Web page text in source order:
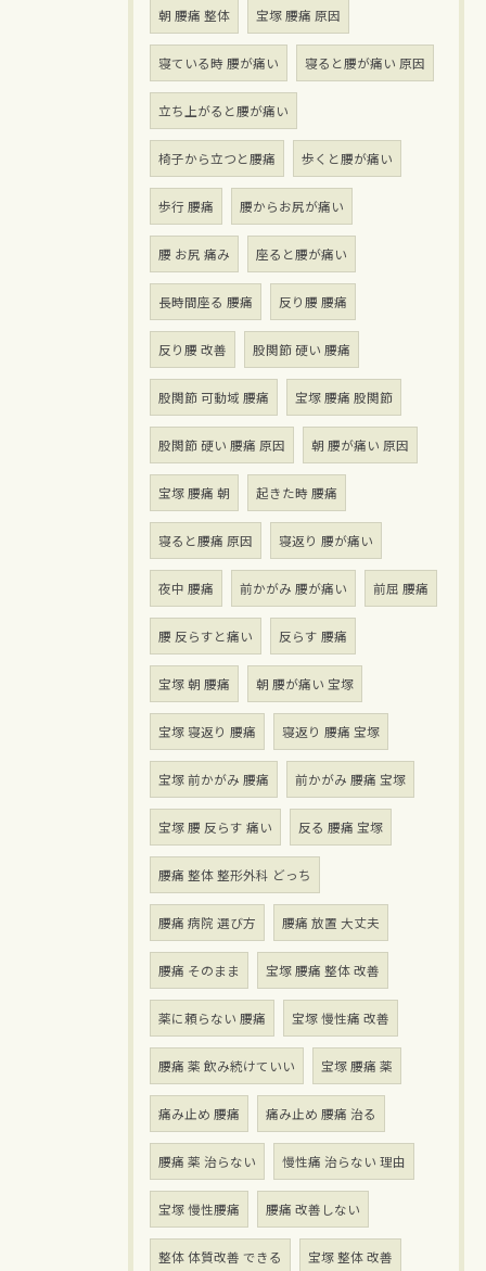
朝 腰痛 整体 宝塚 腰痛 原因
寝ている時 腰が痛い 寝ると腰が痛い 原因
立ち上がると腰が痛い
椅子から立つと腰痛 歩くと腰が痛い
歩行 腰痛 腰からお尻が痛い
腰 お尻 痛み 座ると腰が痛い
長時間座る 腰痛 反り腰 腰痛
反り腰 改善 股関節 硬い 腰痛
股関節 可動域 腰痛 宝塚 腰痛 股関節
股関節 硬い 腰痛 原因 朝 腰が痛い 原因
宝塚 腰痛 朝 起きた時 腰痛
寝ると腰痛 原因 寝返り 腰が痛い
夜中 腰痛 前かがみ 腰が痛い 前屈 腰痛
腰 反らすと痛い 反らす 腰痛
宝塚 朝 腰痛 朝 腰が痛い 宝塚
宝塚 寝返り 腰痛 寝返り 腰痛 宝塚
宝塚 前かがみ 腰痛 前かがみ 腰痛 宝塚
宝塚 腰 反らす 痛い 反る 腰痛 宝塚
腰痛 整体 整形外科 どっち
腰痛 病院 選び方 腰痛 放置 大丈夫
腰痛 そのまま 宝塚 腰痛 整体 改善
薬に頼らない 腰痛 宝塚 慢性痛 改善
腰痛 薬 飲み続けていい 宝塚 腰痛 薬
痛み止め 腰痛 痛み止め 腰痛 治る
腰痛 薬 治らない 慢性痛 治らない 理由
宝塚 慢性腰痛 腰痛 改善しない
整体 体質改善 できる 宝塚 整体 改善